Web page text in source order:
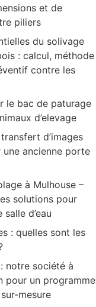
et de
piliers
du solivage
: calcul, méthode
contre les
le bac de paturage
d’elevage
d’images
ancienne porte
à Mulhouse –
solutions pour
d’eau
: quelles sont les
notre société à
pour un programme
mesure